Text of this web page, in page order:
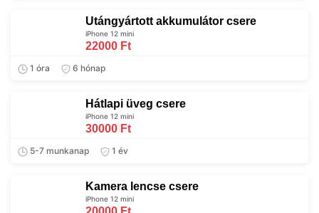
Utángyártott akkumulátor csere
iPhone 12 mini
22000 Ft
1 óra 6 hónap
Hátlapi üveg csere
iPhone 12 mini
30000 Ft
5-7 munkanap 1 év
Kamera lencse csere
iPhone 12 mini